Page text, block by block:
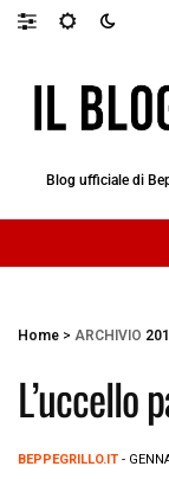
Blog ufficiale di
Home > ARCHIVIO
L’uccello
BEPPEGRILLO.IT -